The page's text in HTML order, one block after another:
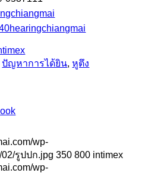
ปัญหาการได้ยิน,หูตึง
wp-
02/รูปปก.jpg 350 800 intimex
wp-